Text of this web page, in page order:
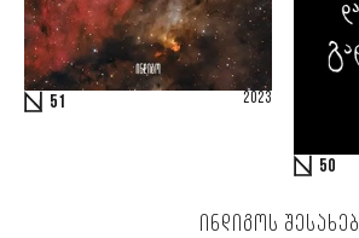
51 2023
50
ᲘᲜᲓᲘᲒᲝᲡ ᲨᲔᲡᲐᲮᲔᲑ